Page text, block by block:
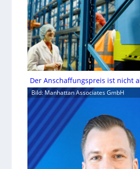
Der Anschaffungspreis ist nicht
Bild: Manhattan Associates GmbH